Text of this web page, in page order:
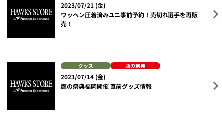
2023/07/21 (金)
ワッペン圧着済みユニ事前予約！売切れ選手を再販
売！
グッズ 鷹の祭典
2023/07/14 (金)
鷹の祭典福岡開催 直前グッズ情報